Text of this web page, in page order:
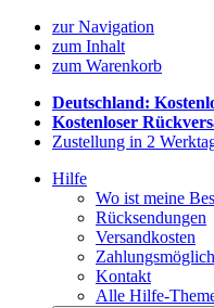
zur Navigation
zum Inhalt
zum Warenkorb
Deutschland:
Kostenloser
Zustellung in 2
Hilfe
Wo ist meine
Rücksendungen
Versandkosten
Kontakt
Alle Hilfe-